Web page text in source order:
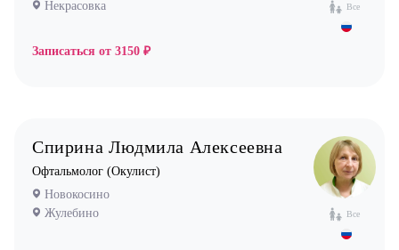
Эндокринолог
Все
Некрасовка
Записаться от 3150 ₽
Все
Спирина Людмила Алексеевна
Офтальмолог (Окулист)
Новокосино
Жулебино